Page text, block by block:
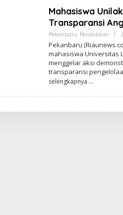
Mahasiswa
Transparansi
Pekanbaru, Pendidikan
Pekanbaru
mahasiswa Universitas
menggelar aksi
transparansi
selengkapnya